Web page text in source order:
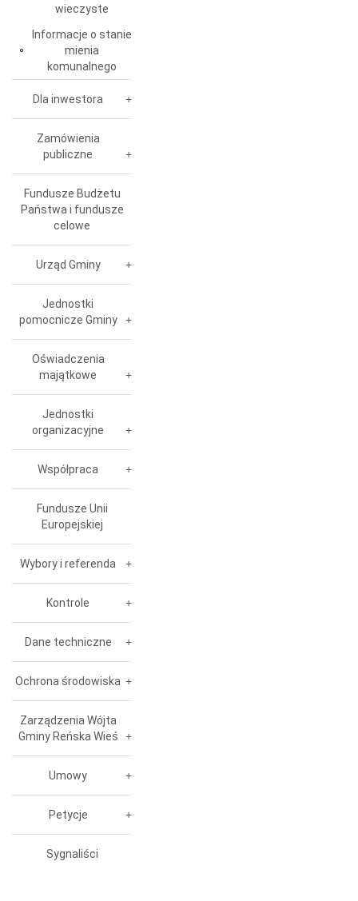
wieczyste
Informacje o stanie
mienia
komunalnego
Dla inwestora
Zamówienia
publiczne
Fundusze Budżetu
Państwa i fundusze
celowe
Urząd Gminy
Jednostki
pomocnicze Gminy
Oświadczenia
majątkowe
Jednostki
organizacyjne
Współpraca
Fundusze Unii
Europejskiej
Wybory i referenda
Kontrole
Dane techniczne
Ochrona środowiska
Zarządzenia Wójta
Gminy Reńska Wieś
Umowy
Petycje
Sygnaliści